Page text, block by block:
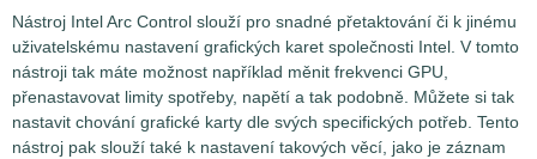
Nástroj Intel Arc Control slouží pro snadné přetaktování či k jinému
uživatelskému nastavení grafických karet společnosti Intel. V tomto
nástroji tak máte možnost například měnit frekvenci GPU,
přenastavovat limity spotřeby, napětí a tak podobně. Můžete si tak
nastavit chování grafické karty dle svých specifických potřeb. Tento
nástroj pak slouží také k nastavení takových věcí, jako je záznam